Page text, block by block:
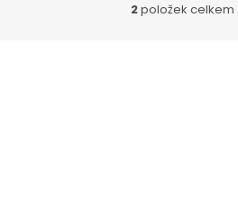
2položek celkem